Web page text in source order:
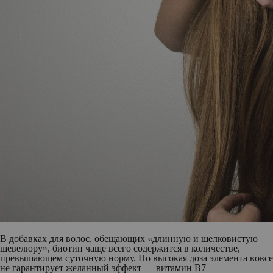
В добавках для волос, обещающих «‎длинную и шелковистую
шевелюру‎»‎, биотин чаще всего содержится в количестве,
превышающем суточную норму. Но высокая доза элемента вовсе
не гарантирует желанный эффект — витамин B7